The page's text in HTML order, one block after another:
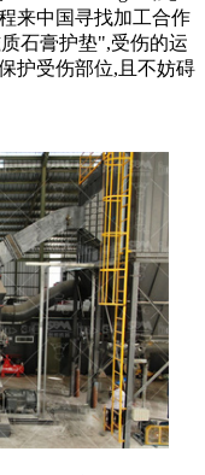
来中国寻找加工合作
石膏护垫",受伤的运
护受伤部位,且不妨碍